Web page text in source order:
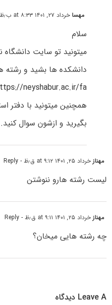
مهساخرداد ۲۷, ۱۴۰۱ at ۸:۳۳ ب٫ظ
سلام
میتونید تو سایت دانشگاه
دانشکده ها بشید و رشته
neyshabur.ac.ir/fa/
همچنین میتونید با دفتر
بگیرید و ازشون سوال کنید.
مهنازخرداد ۲۵, ۱۴۰۱ at ۹:۱۲ ق٫ظ - Reply
لیست رشته هارو ننوشتن
مهنازخرداد ۲۵, ۱۴۰۱ at ۹:۱۱ ق٫ظ - Reply
چه رشته هایی میخان؟
Leave A دیدگاه